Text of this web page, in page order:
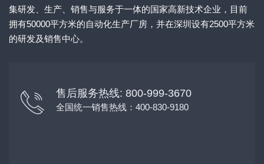
集研发、生产、销售与服务于一体的国家高新技术企业，目前
拥有50000平方米的自动化生产厂房，并在深圳设有2500平方米
的研发及销售中心。
售后服务热线: 800-999-3670
全国统一销售热线：400-830-9180